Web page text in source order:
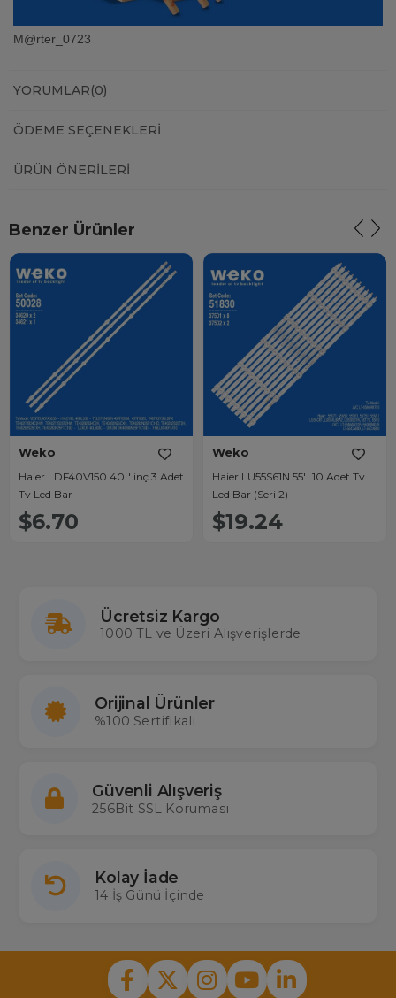
M@rter_0723
YORUMLAR(0)
ÖDEME SEÇENEKLERI
ÜRÜN ÖNERILERI
Benzer Ürünler
Weko
Haier LDF40V150 40'' inç 3 Adet
Tv Led Bar
$6.70
Weko
Haier LU55S61N 55'' 10 Adet Tv
Led Bar (Seri 2)
$19.24
Ücretsiz Kargo
1000 TL ve Üzeri Alışverişlerde
Orijinal Ürünler
%100 Sertifikalı
Güvenli Alışveriş
256Bit SSL Koruması
Kolay İade
14 İş Günü İçinde